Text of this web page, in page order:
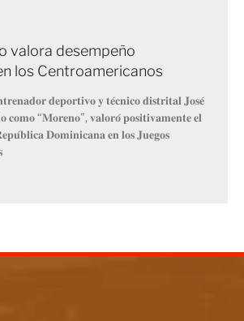
valora desempeño
los Centroamericanos
𝐝𝐞𝐩𝐨𝐫𝐭𝐢𝐯𝐨 𝐲 𝐭𝐞́𝐜𝐧𝐢𝐜𝐨 𝐝𝐢𝐬𝐭𝐫𝐢𝐭𝐚𝐥 𝐉𝐨𝐬𝐞́
𝐜𝐨𝐦𝐨 “𝐌𝐨𝐫𝐞𝐧𝐨”, 𝐯𝐚𝐥𝐨𝐫𝐨́ 𝐩𝐨𝐬𝐢𝐭𝐢𝐯𝐚𝐦𝐞𝐧𝐭𝐞 𝐞𝐥
𝐃𝐨𝐦𝐢𝐧𝐢𝐜𝐚𝐧𝐚 𝐞𝐧 𝐥𝐨𝐬 𝐉𝐮𝐞𝐠𝐨𝐬